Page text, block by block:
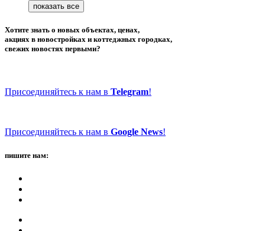
Хотите знать о новых объектах, ценах,
акциях в новостройках и коттеджных городках,
свежих новостях первыми?
Присоединяйтесь к нам в Telegram!
Присоединяйтесь к нам в Google News!
пишите нам: